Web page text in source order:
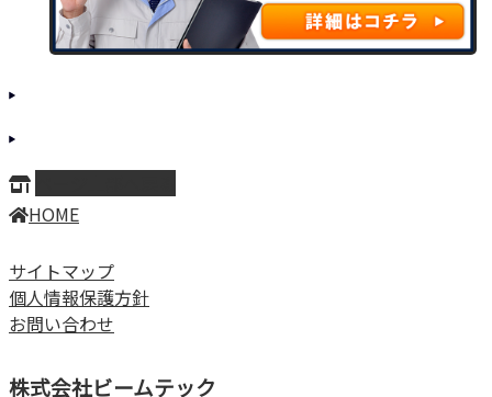
HOME
サイトマップ
個人情報保護方針
お問い合わせ
株式会社ビームテック